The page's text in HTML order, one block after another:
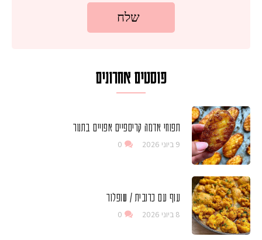
פוסטים אחרונים
תפוחי אדמה קריספיים אפויים בתנור
9 ביוני 2026 0
עוף עם כרובית / שופלור
8 ביוני 2026 0